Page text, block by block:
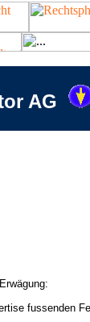
AG
fussenden